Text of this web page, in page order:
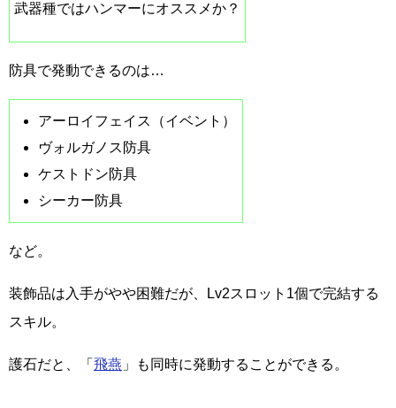
武器種ではハンマーにオススメか？
防具で発動できるのは…
アーロイフェイス（イベント）
ヴォルガノス防具
ケストドン防具
シーカー防具
など。
装飾品は入手がやや困難だが、Lv2スロット1個で完結する
スキル。
護石だと、「 飛燕 」も同時に発動することができる。